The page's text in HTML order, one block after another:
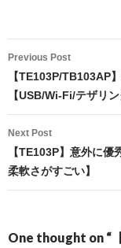
Post
navigation
Previous Post
【TE103P/TB103AP
【USB/Wi-Fi/テザリン
Next Post
【TE103P】意外に
柔軟さがすごい】
One thought on “